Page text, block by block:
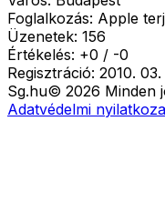
Foglalkozás: Apple
Üzenetek: 156
Értékelés: +0 / -0
Regisztráció: 2010. 03.
Sg.hu© 2026 Minden
Adatvédelmi